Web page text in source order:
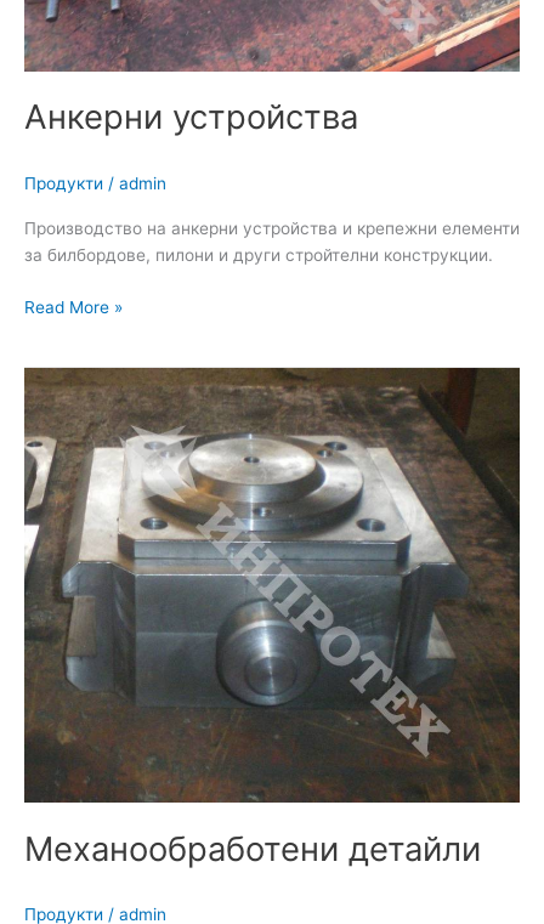
Анкерни устройства
Продукти / admin
Производство на анкерни устройства и крепежни елементи
за билбордове, пилони и други стройтелни конструкции.
Read More »
Механообработени детайли
Продукти / admin
Механообработени
детайли